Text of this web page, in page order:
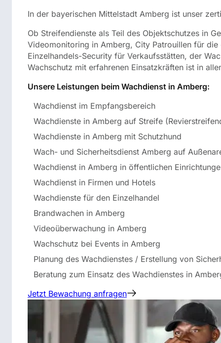
In der bayerischen Mittelstadt Amberg ist unser
Ob Streifendienste als Teil des Objektschutzes in
Videomonitoring in Amberg, City Patrouillen für
Einzelhandels-Security für Verkaufsstätten, der
Wachschutz mit erfahrenen Einsatzkräften ist in
Unsere Leistungen beim Wachdienst in Amberg:
Wachdienst im Empfangsbereich
Wachdienste in Amberg auf Streife
Wachdienste in Amberg mit Schutzhund
Wach- und Sicherheitsdienst Amberg auf
Wachdienst in Amberg in öffentlichen
Wachdienst in Firmen und Hotels
Wachdienste für den Einzelhandel
Brandwachen in Amberg
Videoüberwachung in Amberg
Wachschutz bei Events in Amberg
Planung des Wachdienstes / Erstellung von
Beratung zum Einsatz des Wachdienstes in
Jetzt Bewachung anfragen